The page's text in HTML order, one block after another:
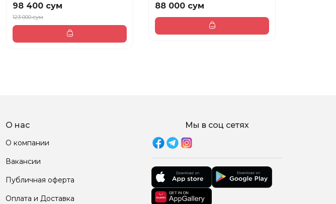
98 400 сум
123 000 сум
88 000 сум
О нас
О компании
Вакансии
Публичная оферта
Оплата и Доставка
Мы в соц сетях